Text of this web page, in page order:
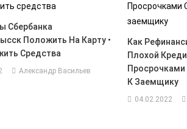
Сбербанка
Положить На Карту •
Средства
Александр Васильев
Как
Плохой
Просрочками
К Заемщику
04.02.2022